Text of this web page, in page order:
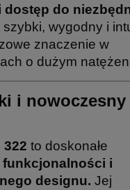
dostęp do
szybki, wygodny i
znaczenie w
o dużym
i nowoczesny
322 to doskonałe
funkcjonalności i
designu. Jej